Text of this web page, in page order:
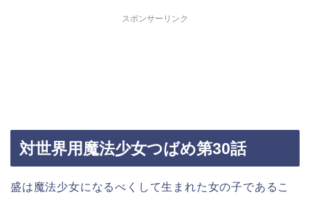
スポンサーリンク
対世界用魔法少女つばめ第30話
盛は魔法少女になるべくして生まれた女の子であるこ